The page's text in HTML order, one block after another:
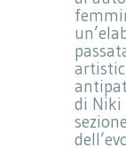
di Niki